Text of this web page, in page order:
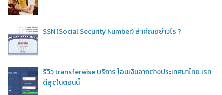
SSN (Social Security Number) สำคัญอย่างไร ?
รีวิว transferwise บริการ โอนเงินจากต่างประเทศมาไทย เรท
ดีสุดในตอนนี้